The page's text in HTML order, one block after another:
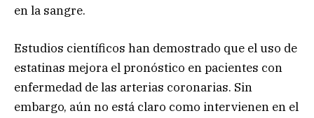
en la sangre.
Estudios científicos han demostrado que el uso de
estatinas mejora el pronóstico en pacientes con
enfermedad de las arterias coronarias. Sin
embargo, aún no está claro como intervienen en el